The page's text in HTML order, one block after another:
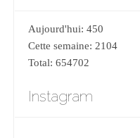
Aujourd'hui: 450
Cette semaine: 2104
Total: 654702
Instagram